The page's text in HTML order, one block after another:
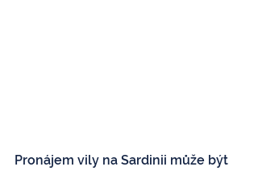
Pronájem vily na Sardinii může být